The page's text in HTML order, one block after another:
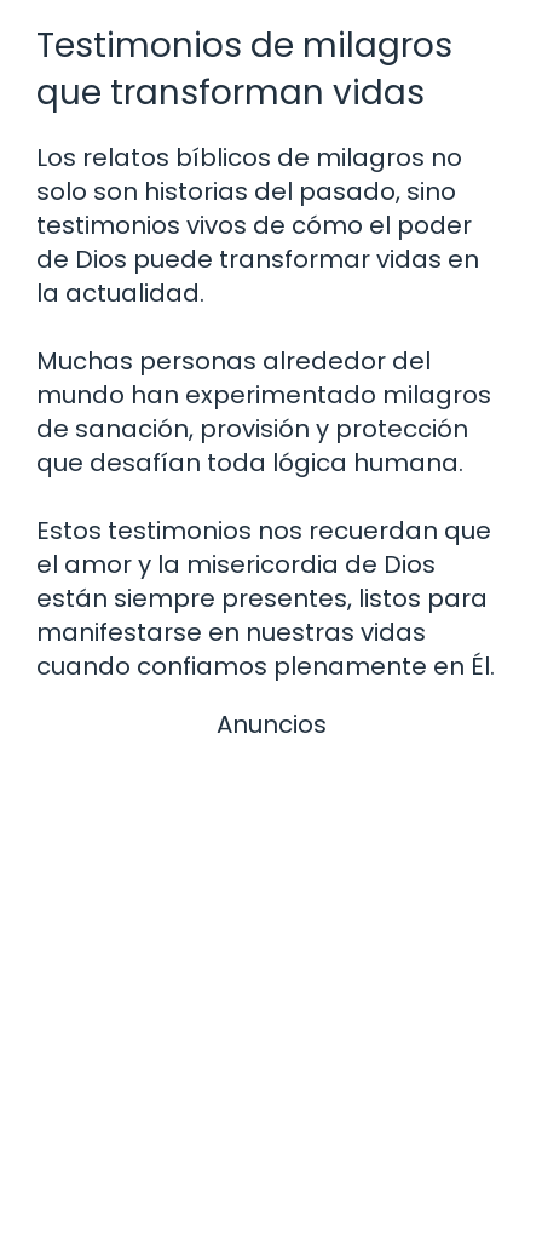
Testimonios de milagros
que transforman vidas
Los relatos bíblicos de milagros no
solo son historias del pasado, sino
testimonios vivos de cómo el poder
de Dios puede transformar vidas en
la actualidad.
Muchas personas alrededor del
mundo han experimentado milagros
de sanación, provisión y protección
que desafían toda lógica humana.
Estos testimonios nos recuerdan que
el amor y la misericordia de Dios
están siempre presentes, listos para
manifestarse en nuestras vidas
cuando confiamos plenamente en Él.
Anuncios